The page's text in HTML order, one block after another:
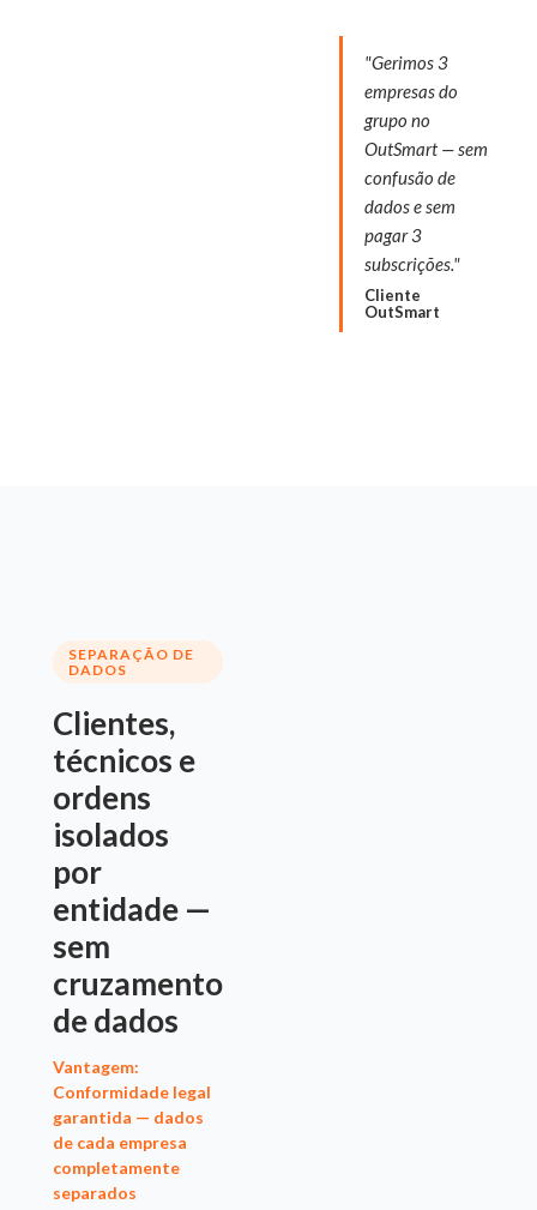
"Gerimos 3
empresas do
grupo no
OutSmart — sem
confusão de
dados e sem
pagar 3
subscrições."
Cliente
OutSmart
SEPARAÇÃO DE
DADOS
Clientes,
técnicos e
ordens
isolados
por
entidade —
sem
cruzamento
de dados
Vantagem:
Conformidade legal
garantida — dados
de cada empresa
completamente
separados